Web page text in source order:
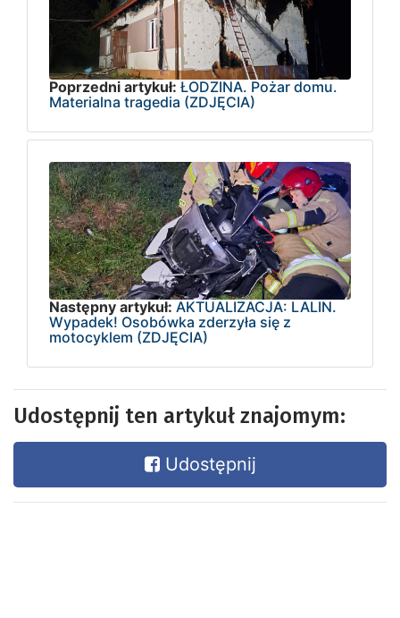
Poprzedni artykuł: ŁODZINA. Pożar domu.
Materialna tragedia (ZDJĘCIA)
Następny artykuł: AKTUALIZACJA: LALIN.
Wypadek! Osobówka zderzyła się z
motocyklem (ZDJĘCIA)
Udostępnij ten artykuł znajomym:
Udostępnij